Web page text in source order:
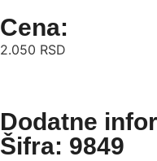
Cena:
2.050 RSD
Dodatne
Šifra: 9849